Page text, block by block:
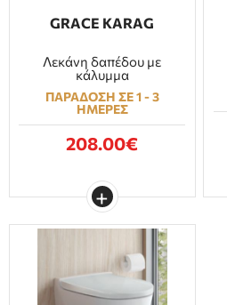
GRACE KARAG
Λεκάνη δαπέδου με
κάλυμμα
ΠΑΡΑΔΟΣΗ ΣΕ 1 - 3
ΗΜΕΡΕΣ
208.00€